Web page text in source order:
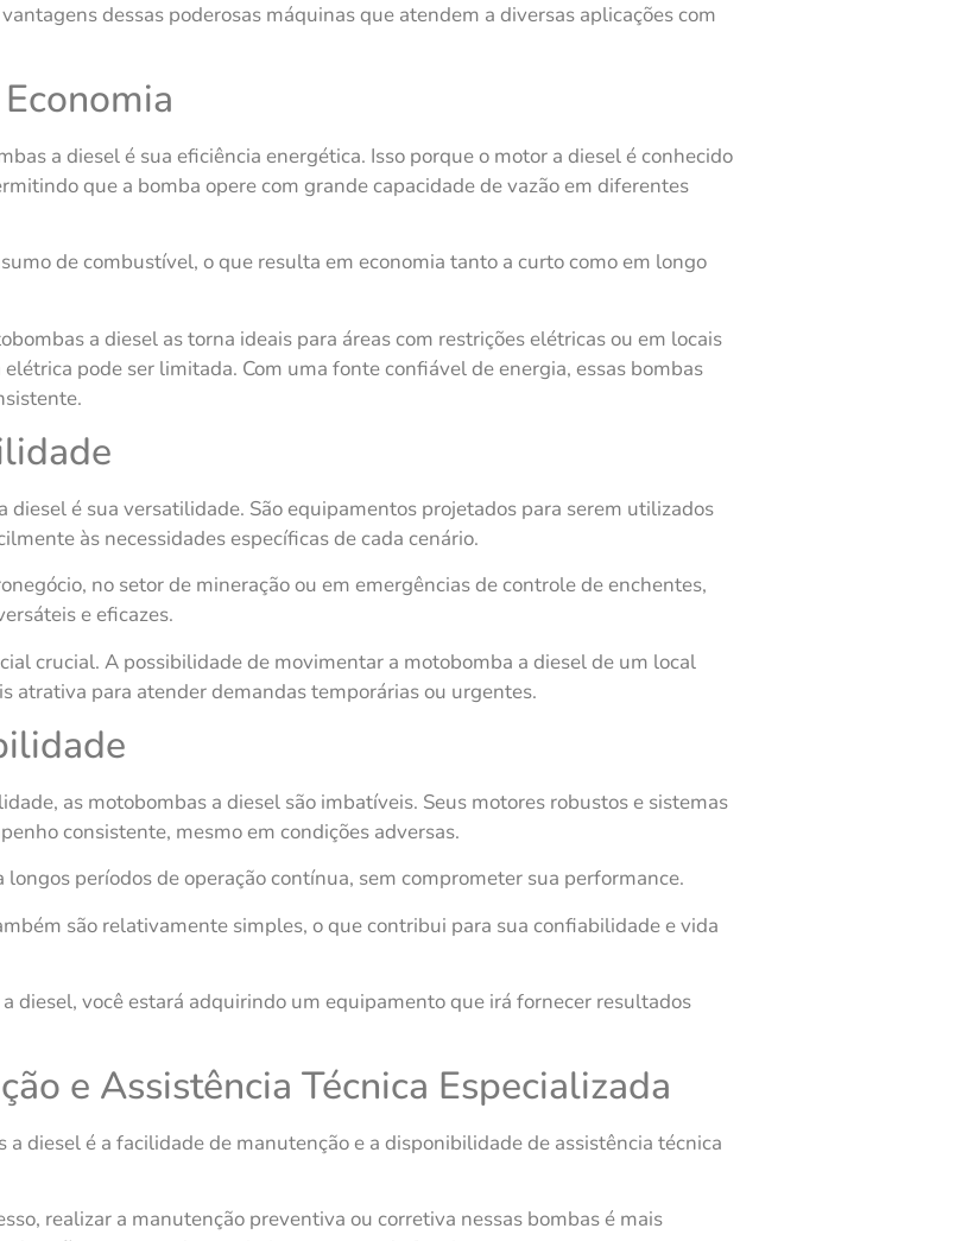
dessas poderosas máquinas que atendem a diversas aplicações com
a diesel é sua eficiência energética. Isso porque o motor a diesel é conhecido
que a bomba opere com grande capacidade de vazão em diferentes
de combustível, o que resulta em economia tanto a curto como em longo
a diesel as torna ideais para áreas com restrições elétricas ou em locais
pode ser limitada. Com uma fonte confiável de energia, essas bombas
é sua versatilidade. São equipamentos projetados para serem utilizados
às necessidades específicas de cada cenário.
no setor de mineração ou em emergências de controle de enchentes,
e eficazes.
crucial. A possibilidade de movimentar a motobomba a diesel de um local
atrativa para atender demandas temporárias ou urgentes.
as motobombas a diesel são imbatíveis. Seus motores robustos e sistemas
consistente, mesmo em condições adversas.
longos períodos de operação contínua, sem comprometer sua performance.
são relativamente simples, o que contribui para sua confiabilidade e vida
diesel, você estará adquirindo um equipamento que irá fornecer resultados
e Assistência Técnica Especializada
diesel é a facilidade de manutenção e a disponibilidade de assistência técnica
realizar a manutenção preventiva ou corretiva nessas bombas é mais